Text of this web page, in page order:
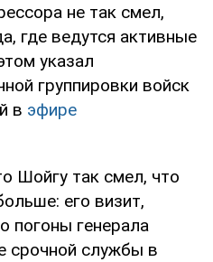
не так смел,
где ведутся активные
указал
группировки войск
в эфире
Шойгу так смел, что
его визит,
погоны генерала
срочной службы в